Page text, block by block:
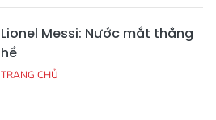
Lionel Messi: Nước mắt thằng
hề
TRANG CHỦ